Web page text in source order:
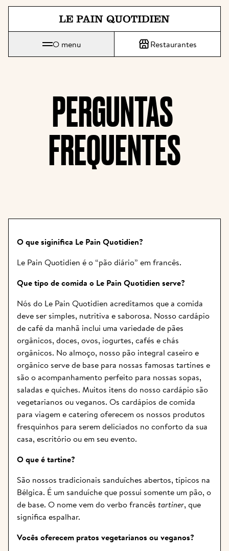
Saltar diretamente para o
Le Pain Quotidien significa O Pão Diário
O menu Restaurantes
PERGUNTAS
FREQUENTES
O que siginifica Le Pain Quotidien?
Le Pain Quotidien é o “pão diário” em francês.
Que tipo de comida o Le Pain Quotidien serve?
Nós do Le Pain Quotidien acreditamos que a comida
deve ser simples, nutritiva e saborosa. Nosso cardápio
de café da manhã inclui uma variedade de pães
orgânicos, doces, ovos, iogurtes, cafés e chás
orgânicos. No almoço, nosso pão integral caseiro e
orgânico serve de base para nossas famosas tartines e
são o acompanhamento perfeito para nossas sopas,
saladas e quiches. Muitos itens do nosso cardápio são
vegetarianos ou veganos. Os cardápios de comida
para viagem e catering oferecem os nossos produtos
fresquinhos para serem deliciados no conforto da sua
casa, escritório ou em seu evento.
O que é tartine?
São nossos tradicionais sanduíches abertos, típicos na
Bélgica. É um sanduíche que possui somente um pão, o
de base. O nome vem do verbo francês tartiner, que
significa espalhar.
Vocês oferecem pratos vegetarianos ou veganos?